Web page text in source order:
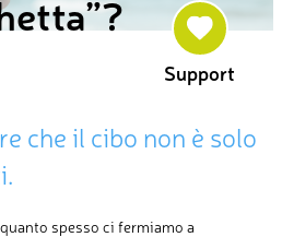
Support
che il cibo non è solo
spesso ci fermiamo a